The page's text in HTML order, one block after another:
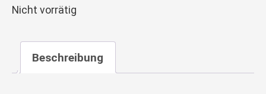
Nicht vorrätig
Beschreibung